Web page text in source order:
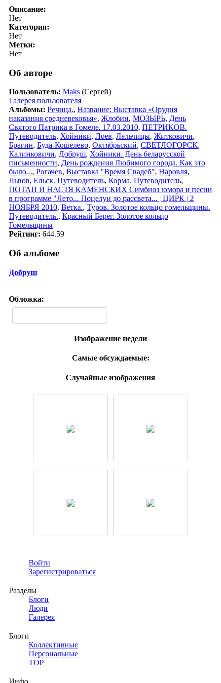
Описание:
Нет
Категория:
Нет
Метки:
Нет
Об авторе
Пользователь: Maks (Сергей)
Галерея пользователя
Альбомы: Речица., Название: Выставка «Орудия
наказания средневековья», Жлобин, МОЗЫРЬ, День
Святого Патрика в Гомеле. 17.03.2010, ПЕТРИКОВ.
Путеводитель, Хойники, Лоев, Лельчицы, Житковичи,
Брагин, Буда-Кошелево, Октябрьский, СВЕТЛОГОРСК,
Калинковичи, Добруш, Хойники. День беларусской
письменности, День рождения Любимого города. Как это
было..., Рогачев, Выставка "Время Свадеб", Наровля,
Львов, Ельск. Путеводитель, Корма. Путеводитель,
ПОТАП И НАСТЯ КАМЕНСКИХ Симбиоз юмора и песни
в программе "Лето... Поцелуи до рассвета... | ЦИРК | 2
НОЯБРЯ 2010, Ветка., Туров. Золотое кольцо гомельщины.
Путеводитель., Красный Берег. Золотое кольцо
Гомельщины
Рейтинг: 644.59
Об альбоме
Добруш
Обложка:
Изображение недели
Самые обсуждаемые:
Случайные изображения
Войти
Зарегистрироваться
Разделы
Блоги
Люди
Галерея
Блоги
Коллективные
Персональные
TOP
Инфо